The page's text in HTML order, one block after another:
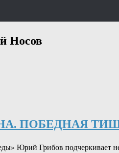
Носов
ПОБЕДНАЯ
Юрий Грибов подчеркивает